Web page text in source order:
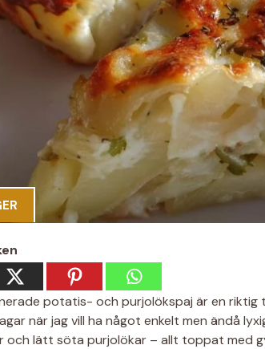
potatis- och purjolökspaj är en riktig
när jag vill ha något enkelt men ändå
och lätt söta purjolökar – allt toppat med